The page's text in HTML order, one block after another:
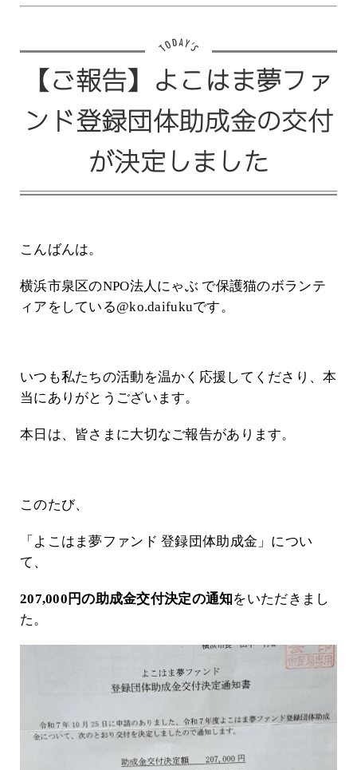
【ご報告】よこはま夢ファ
ンド登録団体助成金の交付
が決定しました
こんばんは。
横浜市泉区のNPO法人にゃぶ で保護猫のボランテ
ィアをしている@ko.daifukuです。
いつも私たちの活動を温かく応援してくださり、本
当にありがとうございます。
本日は、皆さまに大切なご報告があります。
このたび、
「よこはま夢ファンド 登録団体助成金」につい
て、
207,000円の助成金交付決定の通知をいただきまし
た。